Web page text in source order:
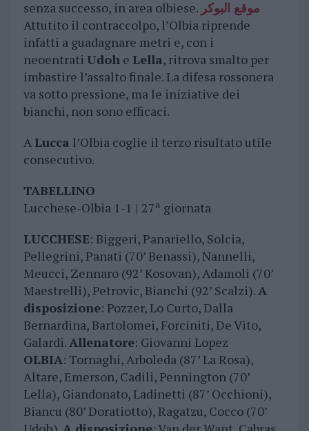
senza successo, in area olbiese. موقع البوكر
Attutito il contraccolpo, l’Olbia riprende
infatti a guadagnare metri e, con i
neoentrati Udohe Lella, ritrova smalto per
imbastire l’assalto finale. La difesa rossonera
va sotto pressione, ma le iniziative dei
bianchi, non sono efficaci.
ALucca l’Olbia coglie il terzo risultato utile
consecutivo.
TABELLINO
Lucchese-Olbia 1-1 | 27ª giornata
LUCCHESE: Biggeri, Panariello, Solcia,
Pellegrini, Panati (70’ Benassi), Nannelli,
Meucci, Zennaro (92’ Kosovan), Adamoli (70’
Maestrelli), Petrovic, Bianchi (92’ Scalzi).A
disposizione: Pozzer, Lo Curto, Dalla
Bernardina, Bartolomei, Forciniti, De Vito,
Galardi.Allenatore: Giovanni Lopez
OLBIA: Tornaghi, Arboleda (87’ La Rosa),
Altare, Emerson, Cadili, Pennington (70’
Lella), Giandonato, Ladinetti (87’ Occhioni),
Biancu (80’ Doratiotto), Ragatzu, Cocco (70’